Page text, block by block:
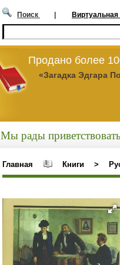
Поиск | Виртуальная
Продано более
«Загадка Эдгара
Мы рады
Главная Книги >